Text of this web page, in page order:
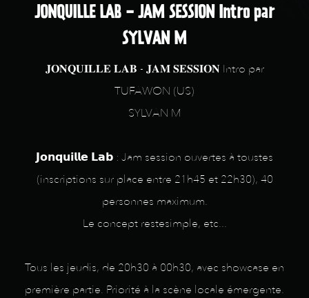
JONQUILLE LAB - JAM SESSION Intro par
SYLVAN M
𝐉𝐎𝐍𝐐𝐔𝐈𝐋𝐋𝐄 𝐋𝐀𝐁 - 𝐉𝐀𝐌 𝐒𝐄𝐒𝐒𝐈𝐎𝐍 Intro par
TUFAWON (US)
SYLVAN M
𝗝𝗼𝗻𝗾𝘂𝗶𝗹𝗹𝗲 𝗟𝗮𝗯 : Jam session ouvertes à toustes
(inscriptions sur place entre 21h45 et 22h30), 40
personnes maximum.
Le concept restesimple, etc...
Tous les jeudis, de 20h30 à 00h30, avec showcase en
première partie. Priorité à la scène locale émergente.